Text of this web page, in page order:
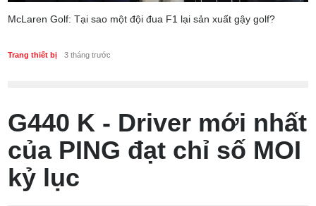
McLaren Golf: Tại sao một đội đua F1 lại sản xuất gậy golf?
Trang thiết bị 3 tháng trước
G440 K - Driver mới nhất
của PING đạt chỉ số MOI
kỷ lục